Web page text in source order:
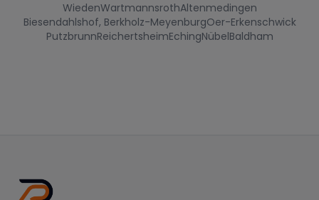
WiedenWartmannsrothAltenmedingen
Biesendahlshof, Berkholz-MeyenburgOer-Erkenschwick
PutzbrunnReichertsheimEchingNübelBaldham